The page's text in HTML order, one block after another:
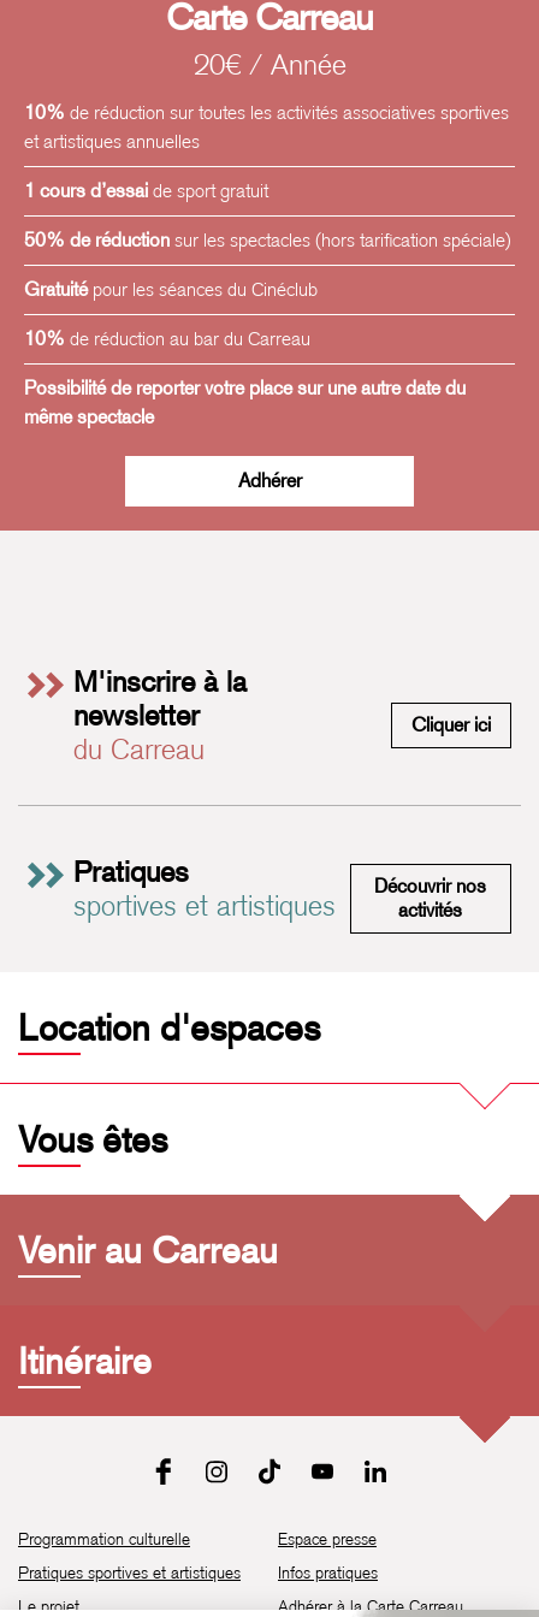
situation, c’est le processus d’écriture que j’utilise le plus
souvent, la danse trouve sa place dans une situation
dramaturgique et le traitement du sujet s’appuie sur la
présence des corps dans un espace défini. »
Carte Carreau
20€ / Année
10% de réduction sur toutes les activités associatives sportives
et artistiques annuelles
1 cours d’essai de sport gratuit
50% de réduction sur les spectacles (hors tarification spéciale)
Gratuitépour les séances du Cinéclub
10% de réduction au bar du Carreau
Possibilité de reporter votre place sur une autre date du
même spectacle
Adhérer
M'inscrire à la
newsletter
du Carreau
Cliquer ici
Pratiques
sportives et artistiques
Découvrir nos
activités
Location d'espaces
Vous êtes
Venir au Carreau
Itinéraire
Programmation culturelle
Pratiques sportives et artistiques
Le projet
Espace presse
Infos pratiques
Adhérer à la Carte Carreau